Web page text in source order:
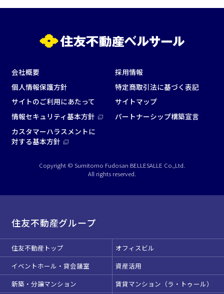
会社概要
採用情報
個人情報保護方針
特定商取引法に基づく表記
サイトのご利用にあたって
サイトマップ
情報セキュリティ基本方針
パートナーシップ構築宣言
カスタマーハラスメントに
対する基本方針
Copyright © Sumitomo Fudosan BELLESALLE Co.,Ltd.
All rights reserved.
住友不動産グループ
住友不動産トップ
オフィスビル
イベントホール・貸会議室
資産活用
新築・分譲マンション
賃貸マンション（ラ・トゥール）
e-sports大会
プレス発表
この条件で検索
選択している条件をリセットする